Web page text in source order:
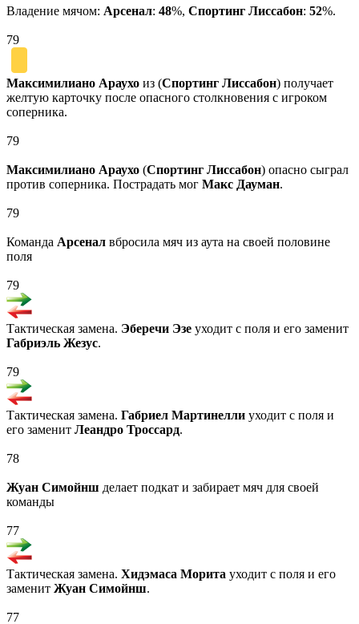
Владение мячом: Арсенал: 48%, Спортинг Лиссабон: 52%.
79
Максимилиано Араухо из (Спортинг Лиссабон) получает
желтую карточку после опасного столкновения с игроком
соперника.
79
Максимилиано Араухо (Спортинг Лиссабон) опасно сыграл
против соперника. Пострадать мог Макс Дауман.
79
Команда Арсенал вбросила мяч из аута на своей половине
поля
79
Тактическая замена. Эберечи Эзе уходит с поля и его заменит
Габриэль Жезус.
79
Тактическая замена. Габриел Мартинелли уходит с поля и
его заменит Леандро Троссард.
78
Жуан Симойнш делает подкат и забирает мяч для своей
команды
77
Тактическая замена. Хидэмаса Морита уходит с поля и его
заменит Жуан Симойнш.
77